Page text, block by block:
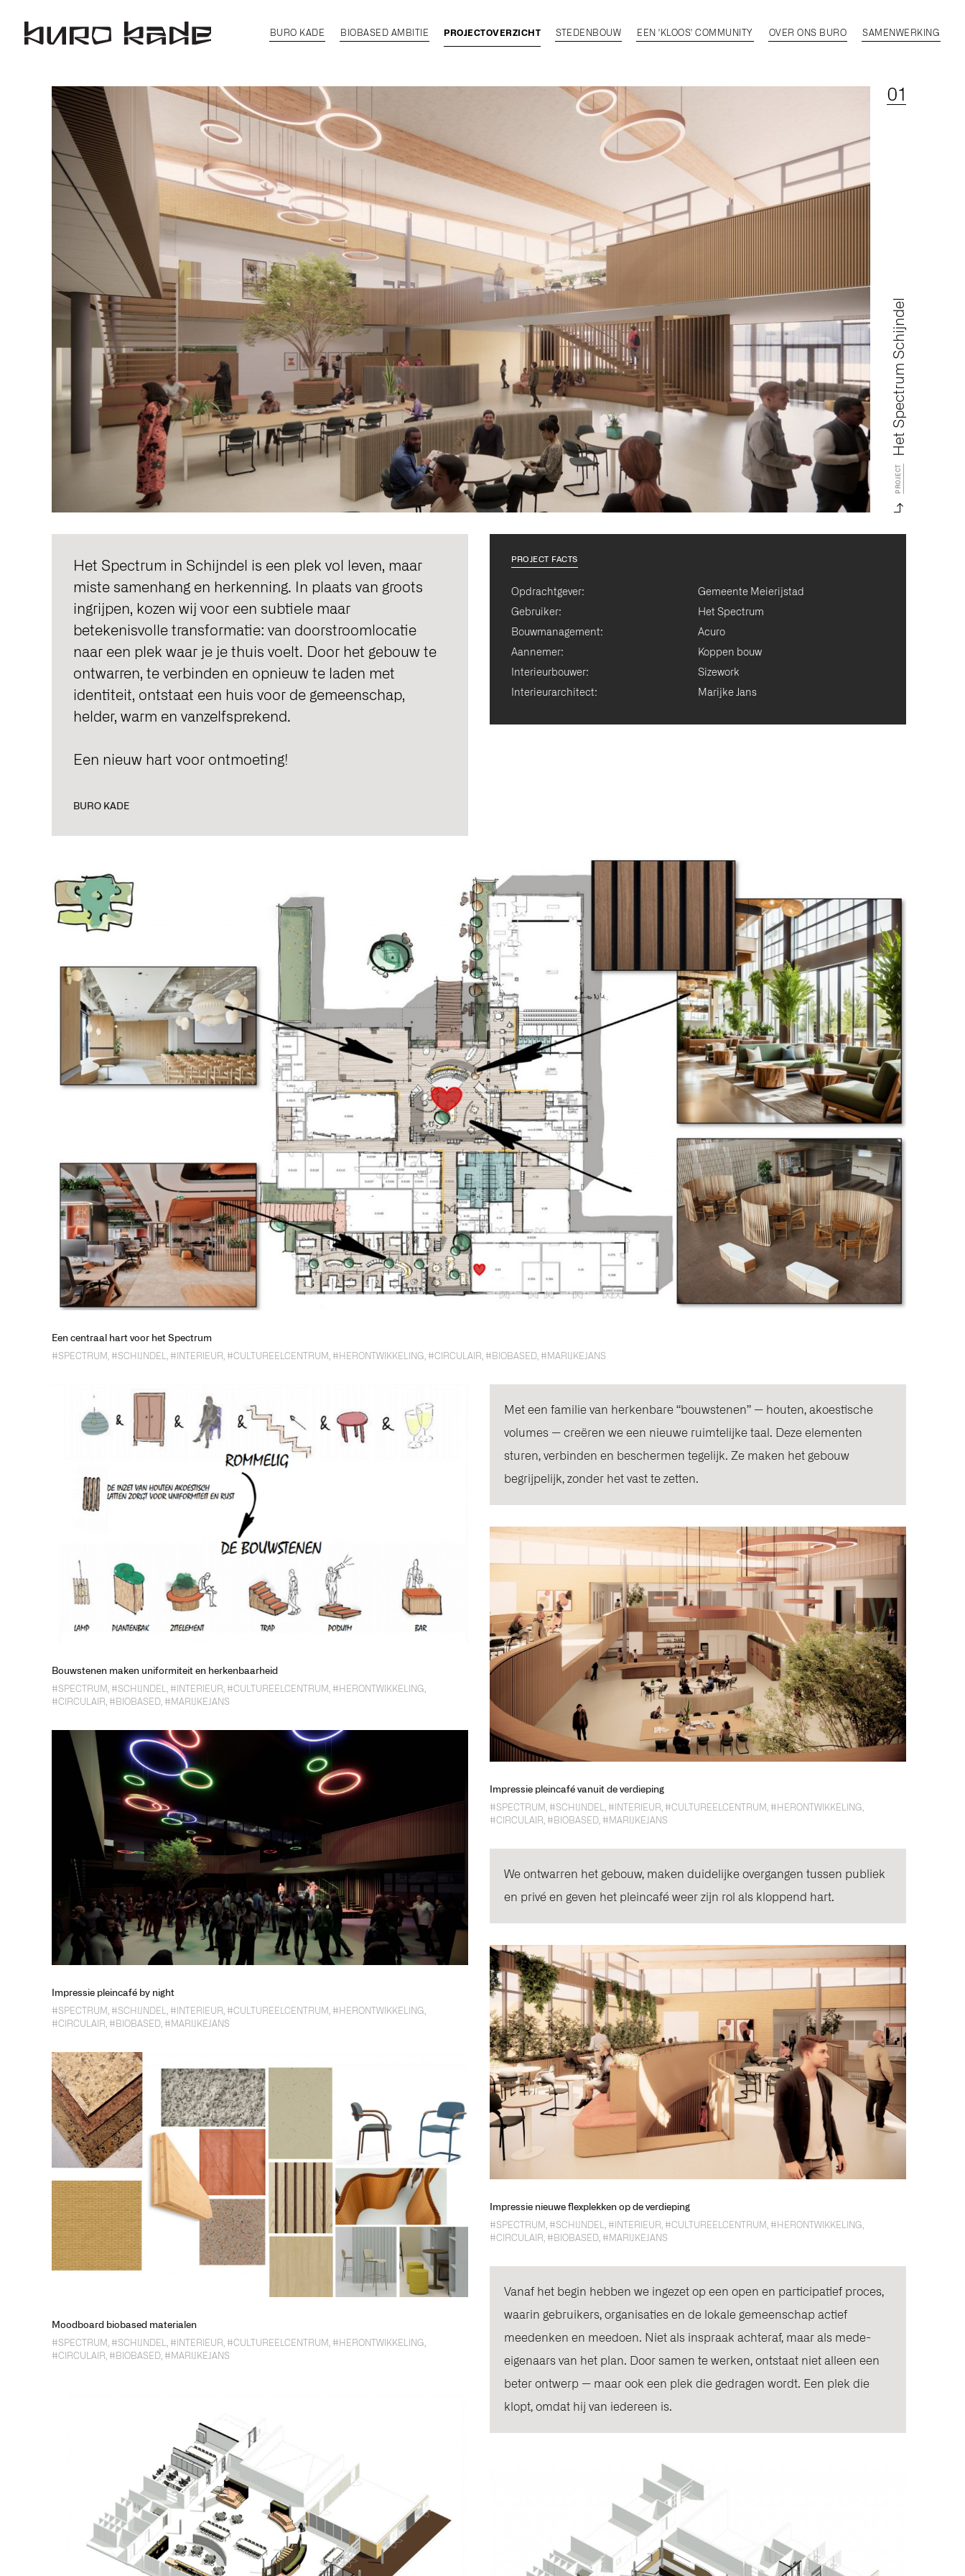
BURO KADE BIOBASED AMBITIE PROJECTOVERZICHT STEDENBOUW EEN 'KLOOS' COMMUNITY OVER ONS BURO SAMENWERKING
01
PROJECT
Het Spectrum Schijndel
Het Spectrum in Schijndel is een plek vol leven, maar
miste samenhang en herkenning. In plaats van groots
ingrijpen, kozen wij voor een subtiele maar
betekenisvolle transformatie: van doorstroomlocatie
naar een plek waar je je thuis voelt. Door het gebouw te
ontwarren, te verbinden en opnieuw te laden met
identiteit, ontstaat een huis voor de gemeenschap,
helder, warm en vanzelfsprekend.
Een nieuw hart voor ontmoeting!
BURO KADE
PROJECT FACTS
Opdrachtgever:
Gemeente Meierijstad
Gebruiker:
Het Spectrum
Bouwmanagement:
Acuro
Aannemer:
Koppen bouw
Interieurbouwer:
Sizework
Interieurarchitect:
Marijke Jans
Een centraal hart voor het Spectrum
#SPECTRUM #SCHIJNDEL #INTERIEUR #CULTUREELCENTRUM #HERONTWIKKELING #CIRCULAIR #BIOBASED #MARIJKEJANS
Bouwstenen maken uniformiteit en herkenbaarheid
#SPECTRUM #SCHIJNDEL #INTERIEUR #CULTUREELCENTRUM #HERONTWIKKELING
#CIRCULAIR #BIOBASED #MARIJKEJANS
Met een familie van herkenbare “bouwstenen” — houten, akoestische
volumes — creëren we een nieuwe ruimtelijke taal. Deze elementen
sturen, verbinden en beschermen tegelijk. Ze maken het gebouw
begrijpelijk, zonder het vast te zetten.
Impressie pleincafé vanuit de verdieping
#SPECTRUM #SCHIJNDEL #INTERIEUR #CULTUREELCENTRUM #HERONTWIKKELING
#CIRCULAIR #BIOBASED #MARIJKEJANS
Impressie pleincafé by night
#SPECTRUM #SCHIJNDEL #INTERIEUR #CULTUREELCENTRUM #HERONTWIKKELING
#CIRCULAIR #BIOBASED #MARIJKEJANS
We ontwarren het gebouw, maken duidelijke overgangen tussen publiek
en privé en geven het pleincafé weer zijn rol als kloppend hart.
Impressie nieuwe flexplekken op de verdieping
#SPECTRUM #SCHIJNDEL #INTERIEUR #CULTUREELCENTRUM #HERONTWIKKELING
#CIRCULAIR #BIOBASED #MARIJKEJANS
Moodboard biobased materialen
#SPECTRUM #SCHIJNDEL #INTERIEUR #CULTUREELCENTRUM #HERONTWIKKELING
#CIRCULAIR #BIOBASED #MARIJKEJANS
Vanaf het begin hebben we ingezet op een open en participatief proces,
waarin gebruikers, organisaties en de lokale gemeenschap actief
meedenken en meedoen. Niet als inspraak achteraf, maar als mede-
eigenaars van het plan. Door samen te werken, ontstaat niet alleen een
beter ontwerp — maar ook een plek die gedragen wordt. Een plek die
klopt, omdat hij van iedereen is.